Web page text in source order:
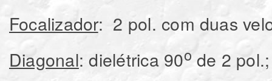
Focalizador: 2 pol. com duas
Diagonal: dielétrica 90ode 2 pol.;